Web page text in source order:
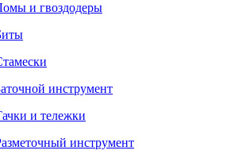
и гвоздодеры
инструмент
и тележки
инструмент